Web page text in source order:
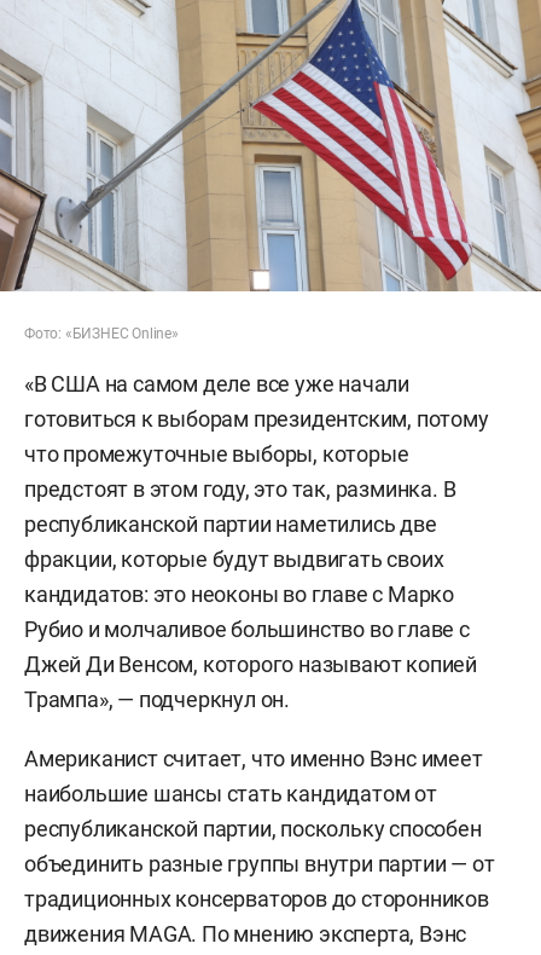
Фото: «БИЗНЕС Online»
«В США на самом деле все уже начали
готовиться к выборам президентским, потому
что промежуточные выборы, которые
предстоят в этом году, это так, разминка. В
республиканской партии наметились две
фракции, которые будут выдвигать своих
кандидатов: это неоконы во главе с Марко
Рубио и молчаливое большинство во главе с
Джей Ди Венсом, которого называют копией
Трампа», — подчеркнул он.
Американист считает, что именно Вэнс имеет
наибольшие шансы стать кандидатом от
республиканской партии, поскольку способен
объединить разные группы внутри партии — от
традиционных консерваторов до сторонников
движения MAGA. По мнению эксперта, Вэнс